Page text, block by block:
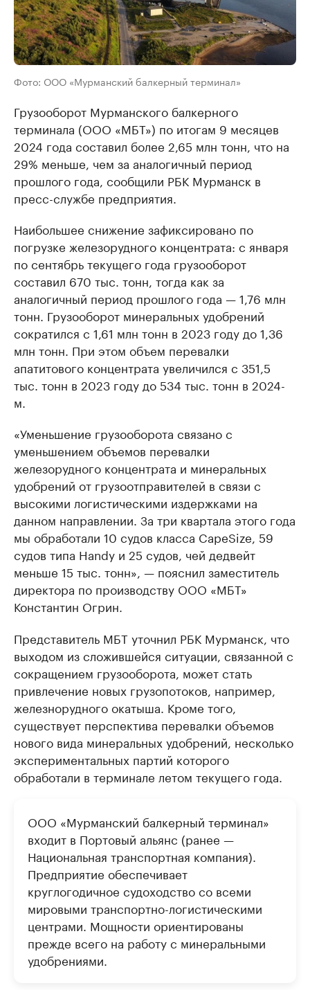
Фото: ООО «Мурманский балкерный терминал»
Грузооборот Мурманского балкерного
терминала (ООО «МБТ») по итогам 9 месяцев
2024 года составил более 2,65 млн тонн, что на
29% меньше, чем за аналогичный период
прошлого года, сообщили РБК Мурманск в
пресс-службе предприятия.
Наибольшее снижение зафиксировано по
погрузке железорудного концентрата: с января
по сентябрь текущего года грузооборот
составил 670 тыс. тонн, тогда как за
аналогичный период прошлого года — 1,76 млн
тонн. Грузооборот минеральных удобрений
сократился с 1,61 млн тонн в 2023 году до 1,36
млн тонн. При этом объем перевалки
апатитового концентрата увеличился с 351,5
тыс. тонн в 2023 году до 534 тыс. тонн в 2024-
м.
«Уменьшение грузооборота связано с
уменьшением объемов перевалки
железорудного концентрата и минеральных
удобрений от грузоотправителей в связи с
высокими логистическими издержками на
данном направлении. За три квартала этого года
мы обработали 10 судов класса CapeSize, 59
судов типа Handy и 25 судов, чей дедвейт
меньше 15 тыс. тонн», — пояснил заместитель
директора по производству ООО «МБТ»
Константин Огрин.
Представитель МБТ уточнил РБК Мурманск, что
выходом из сложившейся ситуации, связанной с
сокращением грузооборота, может стать
привлечение новых грузопотоков, например,
железнорудного окатыша. Кроме того,
существует перспектива перевалки объемов
нового вида минеральных удобрений, несколько
экспериментальных партий которого
обработали в терминале летом текущего года.
ООО «Мурманский балкерный терминал»
входит в Портовый альянс (ранее —
Национальная транспортная компания).
Предприятие обеспечивает
круглогодичное судоходство со всеми
мировыми транспортно-логистическими
центрами. Мощности ориентированы
прежде всего на работу с минеральными
удобрениями.